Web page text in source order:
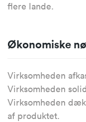
flere lande.
Økonomiske
Virksomheden
Virksomheden
Virksomheden
af produktet.